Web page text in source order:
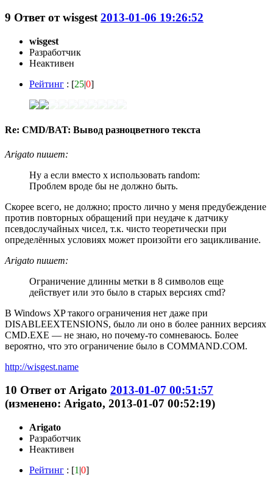
9 Ответ отwisgest 2013-01-06 19:26:52
wisgest
Разработчик
Неактивен
Рейтинг : [25|0]
Re: CMD/BAT: Вывод разноцветного текста
Arigato пишет:
Ну а если вместо x использовать random:
Проблем вроде бы не должно быть.
Скорее всего, не должно; просто лично у меня предубеждение
против повторных обращений при неудаче к датчику
псевдослучайных чисел, т.к. чисто теоретически при
определённых условиях может произойти его зацикливание.
Arigato пишет:
Ограничение длинны метки в 8 символов еще
действует или это было в старых версиях cmd?
В Windows XP такого ограничения нет даже при
DISABLEEXTENSIONS, было ли оно в более ранних версиях
CMD.EXE — не знаю, но почему-то сомневаюсь. Более
вероятно, что это ограничение было в COMMAND.COM.
http://wisgest.name
10 Ответ отArigato 2013-01-07 00:51:57
(изменено: Arigato, 2013-01-07 00:52:19)
Arigato
Разработчик
Неактивен
Рейтинг : [1 |0]